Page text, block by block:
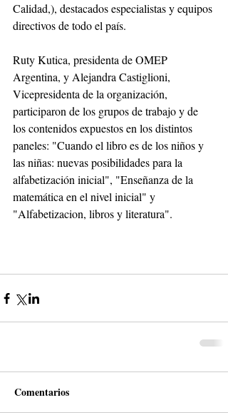
Calidad,), destacados especialistas y equipos
directivos de todo el país.
Ruty Kutica, presidenta de OMEP
Argentina, y Alejandra Castiglioni,
Vicepresidenta de la organización,
participaron de los grupos de trabajo y de
los contenidos expuestos en los distintos
paneles: "Cuando el libro es de los niños y
las niñas: nuevas posibilidades para la
alfabetización inicial", "Enseñanza de la
matemática en el nivel inicial" y
"Alfabetizacion, libros y literatura".
Comentarios